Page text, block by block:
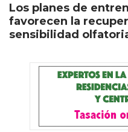
Los planes de
favorecen la
sensibilidad